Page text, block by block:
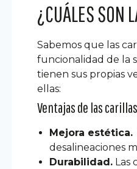
¿CUÁLES SON
Sabemos que las
funcionalidad de la
tienen sus propias
ellas:
Ventajas de las
Mejora estética.
desalineaciones
Durabilidad. Las